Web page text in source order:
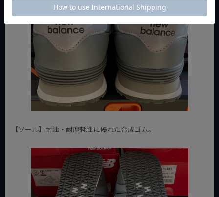
【ソール】耐油・耐摩耗性に優れた合成ゴム。